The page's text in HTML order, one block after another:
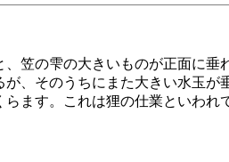
笠の雫の大きいものが正面に垂
、そのうちにまた大きい水玉が
ます。これは狸の仕業といわれ